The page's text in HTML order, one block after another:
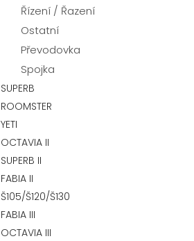
Řízení / Řazení
Ostatní
Převodovka
Spojka
SUPERB
ROOMSTER
YETI
OCTAVIA II
SUPERB II
FABIA II
Š105/Š120/Š130
FABIA III
OCTAVIA III